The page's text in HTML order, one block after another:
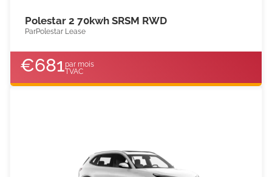
Polestar 2 70kwh SRSM RWD
ParPolestar Lease
€681par mois
TVAC